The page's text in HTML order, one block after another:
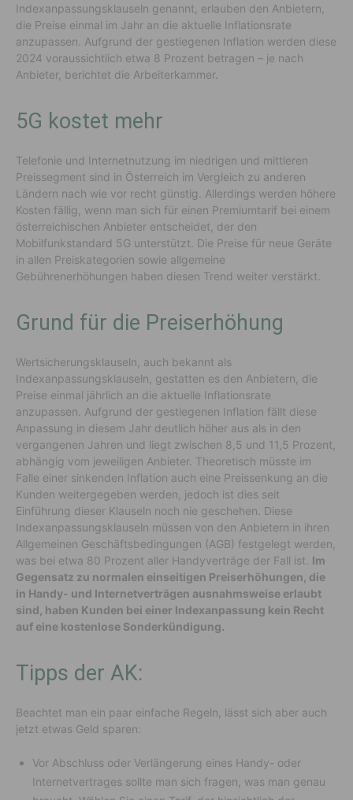
Indexanpassungsklauseln genannt, erlauben den Anbietern,
die Preise einmal im Jahr an die aktuelle Inflationsrate
anzupassen. Aufgrund der gestiegenen Inflation werden diese
2024 voraussichtlich etwa 8 Prozent betragen – je nach
Anbieter, berichtet die Arbeiterkammer.
5G kostet mehr
Telefonie und Internetnutzung im niedrigen und mittleren
Preissegment sind in Österreich im Vergleich zu anderen
Ländern nach wie vor recht günstig. Allerdings werden höhere
Kosten fällig, wenn man sich für einen Premiumtarif bei einem
österreichischen Anbieter entscheidet, der den
Mobilfunkstandard 5G unterstützt. Die Preise für neue Geräte
in allen Preiskategorien sowie allgemeine
Gebührenerhöhungen haben diesen Trend weiter verstärkt.
Grund für die Preis­er­höhung
Wertsicherungsklauseln, auch bekannt als
Indexanpassungsklauseln, gestatten es den Anbietern, die
Preise einmal jährlich an die aktuelle Inflationsrate
anzupassen. Aufgrund der gestiegenen Inflation fällt diese
Anpassung in diesem Jahr deutlich höher aus als in den
vergangenen Jahren und liegt zwischen 8,5 und 11,5 Prozent,
abhängig vom jeweiligen Anbieter. Theoretisch müsste im
Falle einer sinkenden Inflation auch eine Preissenkung an die
Kunden weitergegeben werden, jedoch ist dies seit
Einführung dieser Klauseln noch nie geschehen. Diese
Indexanpassungsklauseln müssen von den Anbietern in ihren
Allgemeinen Geschäftsbedingungen (AGB) festgelegt werden,
was bei etwa 80 Prozent aller Handyverträge der Fall ist. Im
Gegensatz zu normalen einseitigen Preiserhöhungen, die
in Handy- und Internetverträgen ausnahmsweise erlaubt
sind, haben Kunden bei einer Indexanpassung kein Recht
auf eine kostenlose Sonderkündigung.
Tipps der AK:
Beachtet man ein paar einfache Regeln, lässt sich aber auch
jetzt etwas Geld sparen:
Vor Abschluss oder Verlängerung eines Handy- oder
Internetvertrages sollte man sich fragen, was man genau